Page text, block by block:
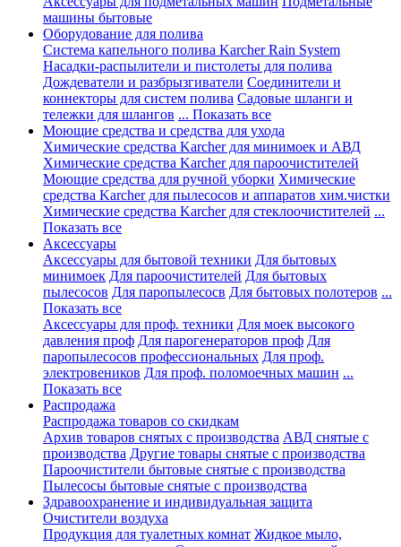
машины бытовые
Оборудование для полива
Система капельного полива Karcher Rain System
Насадки-распылители и пистолеты для полива
Дождеватели и разбрызгиватели Соединители и
коннекторы для систем полива Садовые шланги и
тележки для шлангов ... Показать все
Моющие средства и средства для ухода
Химические средства Karcher для минимоек и АВД
Химические средства Karcher для пароочистителей
Моющие средства для ручной уборки Химические
средства Karcher для пылесосов и аппаратов хим.чистки
Химические средства Karcher для стеклоочистителей ...
Показать все
Аксессуары
Аксессуары для бытовой техники Для бытовых
минимоек Для пароочистителей Для бытовых
пылесосов Для паропылесосв Для бытовых полотеров ...
Показать все
Аксессуары для проф. техники Для моек высокого
давления проф Для парогенераторов проф Для
паропылесосов профессиональных Для проф.
электровеников Для проф. поломоечных машин ...
Показать все
Распродажа
Распродажа товаров со скидкам
Архив товаров снятых с производства АВД снятые с
производства Другие товары снятые с производства
Пароочистители бытовые снятые с производства
Пылесосы бытовые снятые с производства
Здравоохранение и индивидуальная защита
Очистители воздуха
Продукция для туалетных комнат Жидкое мыло,